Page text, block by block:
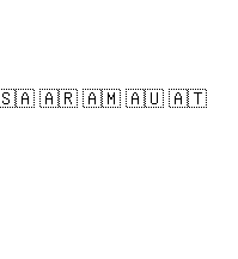
🇦🇷 🇦🇲 🇦🇺 🇦🇹